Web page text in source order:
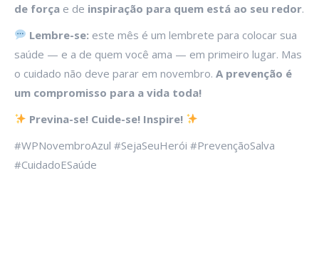
de força e de inspiração para quem está ao seu redor.
Lembre-se: este mês é um lembrete para colocar sua
saúde — e a de quem você ama — em primeiro lugar. Mas
o cuidado não deve parar em novembro. A prevenção é
um compromisso para a vida toda!
Previna-se! Cuide-se! Inspire!
#WPNovembroAzul #SejaSeuHerói #PrevençãoSalva
#CuidadoESaúde